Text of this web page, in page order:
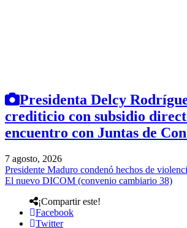
Presidenta Delcy
crediticio con subsidio
encuentro con Juntas de
7 agosto, 2026
Presidente Maduro condenó hechos de
El nuevo DICOM (convenio cambiario 38)
¡Compartir este!
Facebook
Twitter